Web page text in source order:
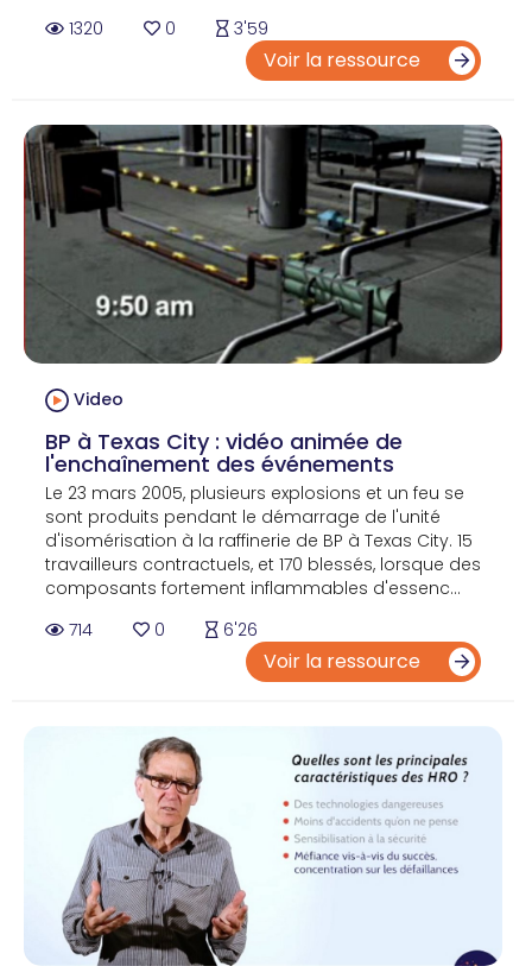
1320
0 3'59
Voir la ressource
Video
BP à Texas City : vidéo animée de
l'enchaînement des événements
Le 23 mars 2005, plusieurs explosions et un feu se
sont produits pendant le démarrage de l'unité
d'isomérisation à la raffinerie de BP à Texas City. 15
travailleurs contractuels, et 170 blessés, lorsque des
composants fortement inflammables d'essenc...
714
0 6'26
Voir la ressource